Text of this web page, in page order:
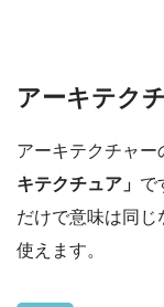
アーキテク
アーキテクチャー
キテクチュア」 で
だけで意味は同じ
使えます。